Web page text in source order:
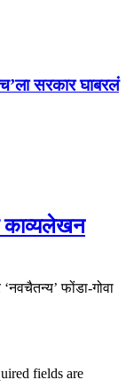
सरकार घाबरलं
काव्यलेखन
फोंडा-गोवा
fields are